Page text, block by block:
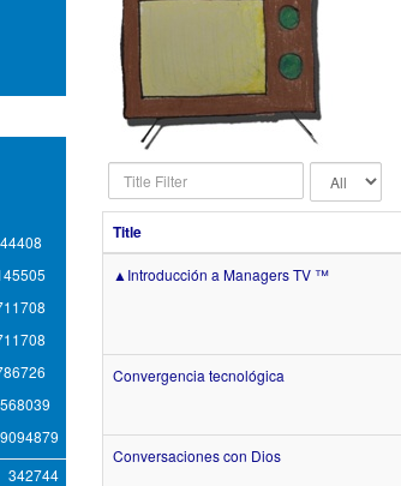
Title
Filter
Display
Title
▲Introducción a Managers TV ™
Convergencia tecnológica
Conversaciones con Dios
44408
342744